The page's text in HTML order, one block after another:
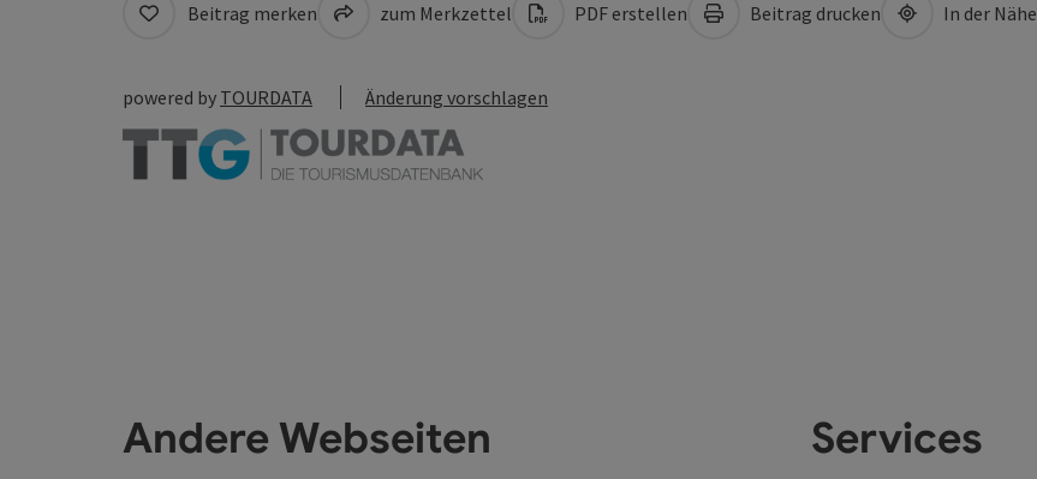
Beitrag merken zum Merkzettel PDF erstellen Beitrag drucken In der Nähe
powered by TOURDATA Änderung vorschlagen
Andere Webseiten Services